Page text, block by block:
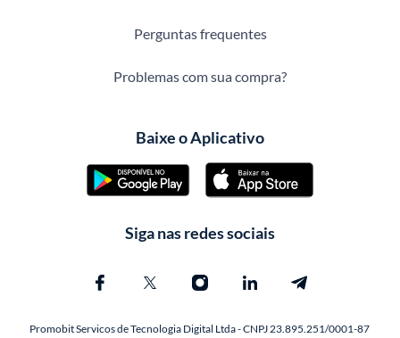
Perguntas frequentes
Problemas com sua compra?
Baixe o Aplicativo
Siga nas redes sociais
Promobit Servicos de Tecnologia Digital Ltda - CNPJ 23.895.251/0001-87